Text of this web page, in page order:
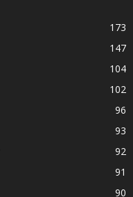
173
147
104
102
96
93
92
91
90